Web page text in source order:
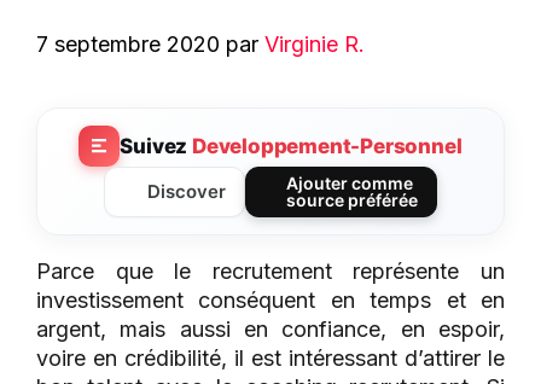
7 septembre 2020 par Virginie R.
Suivez Developpement-Personnel
Discover
Ajouter comme
source préférée
Parce que le recrutement représente un
investissement conséquent en temps et en
argent, mais aussi en confiance, en espoir,
voire en crédibilité, il est intéressant d’attirer le